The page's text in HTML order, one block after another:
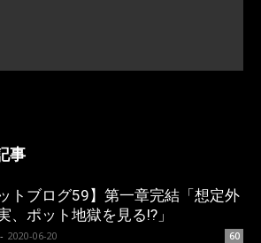
事
ットブログ59】第一章完結「想定外
、ポット地獄を見る!?」
- 2020-06-20 60